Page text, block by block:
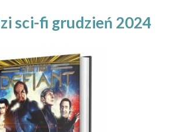
sci-fi grudzień 2024